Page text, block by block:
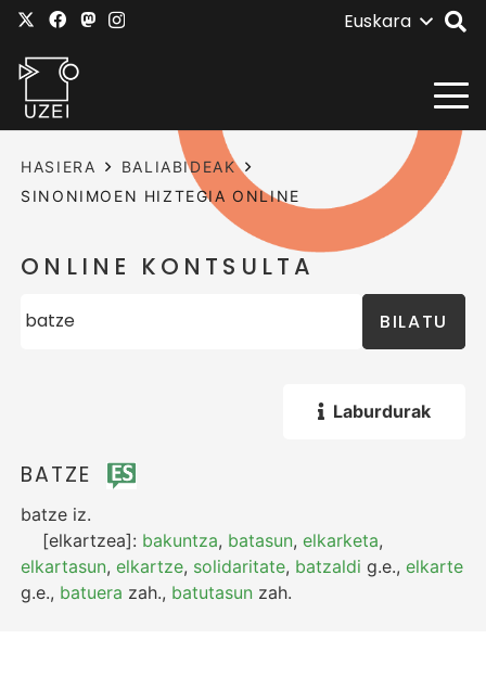
Euskara
HASIERA
BALIABIDEAK
SINONIMOEN HIZTEGIA ONLINE
ONLINE KONTSULTA
BILATU
Laburdurak
BATZE
batze iz.
[elkartzea]: bakuntza, batasun,elkarketa,
elkartasun,elkartze, solidaritate, batzaldi g.e.,elkarte
g.e., batuera zah., batutasun zah.